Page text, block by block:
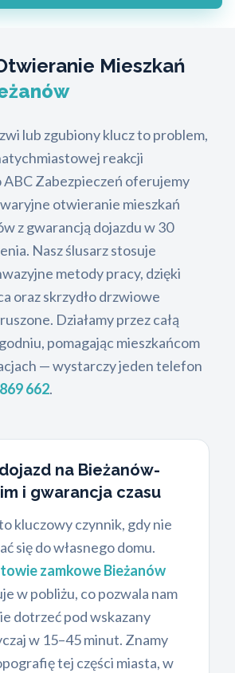
Mieszkań
lub zgubiony klucz to problem,
reakcji
ABC Zabezpieczeń oferujemy
otwieranie mieszkań
z gwarancją dojazdu w 30
Nasz ślusarz stosuje
metody pracy, dzięki
oraz skrzydło drzwiowe
Działamy przez całą
pomagając mieszkańcom
— wystarczy jeden telefon
662.
na Bieżanów-
i gwarancja czasu
kluczowy czynnik, gdy nie
się do własnego domu.
zamkowe Bieżanów
w pobliżu, co pozwala nam
dotrzeć pod wskazany
w 15–45 minut. Znamy
tej części miasta, w